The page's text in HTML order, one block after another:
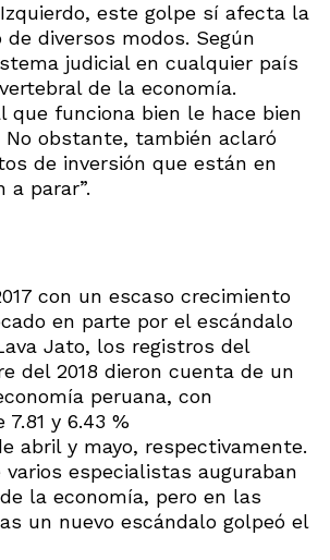
este golpe sí afecta la
de diversos modos. Según
judicial en cualquier país
de la economía.
que funciona bien le hace bien
No obstante, también aclaró
de inversión que están en
a parar”.
con un escaso crecimiento
en parte por el escándalo
Jato, los registros del
del 2018 dieron cuenta de un
peruana, con
y 6.43 %
abril y mayo, respectivamente.
especialistas auguraban
la economía, pero en las
un nuevo escándalo golpeó el